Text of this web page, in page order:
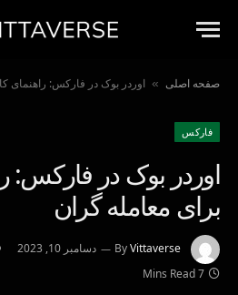
صفحه اصلی » اوردر بوک در فارکس: راهنمای
فاركس
اوردر بوک در فارکس:
برای معامله گران
ByVittaverse دسامبر 10, 2023
7 Mins Read